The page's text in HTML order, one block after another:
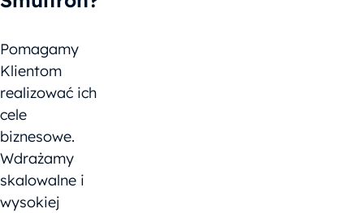
Pomagamy
Klientom
realizować ich
cele
biznesowe.
Wdrażamy
skalowalne i
wysokiej